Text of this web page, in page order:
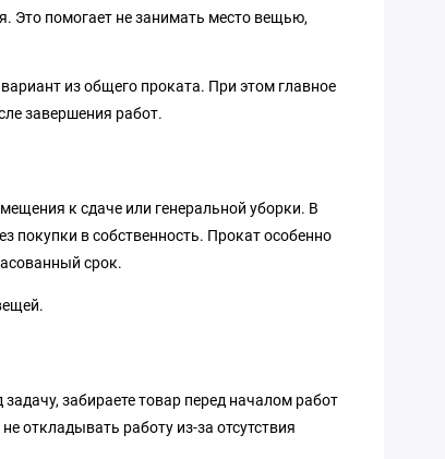
Это помогает не занимать место вещью,
из общего проката. При этом главное
завершения работ.
к сдаче или генеральной уборки. В
покупки в собственность. Прокат особенно
срок.
забираете товар перед началом работ
откладывать работу из-за отсутствия